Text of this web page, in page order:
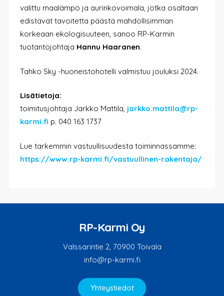
valittu maalämpö ja aurinkovoimala, jotka osaltaan
edistävät tavoitetta päästä mahdollisimman
korkeaan ekologisuuteen, sanoo RP-Karmin
tuotantojohtaja Hannu Haaranen.
Tahko Sky -huoneistohotelli valmistuu jouluksi 2024.
Lisätietoja:
toimitusjohtaja Jarkko Mattila, jarkko.mattila@rp-
karmi.fi p. 040 163 1737
Lue tarkemmin vastuullisuudesta toiminnassamme:
https://www.rp-karmi.fi/vastuullinen-rakentaja/
RP-Karmi Oy
Valssarintie 2, 70900 Toivala
info@rp-karmi.fi
Yhteystiedot